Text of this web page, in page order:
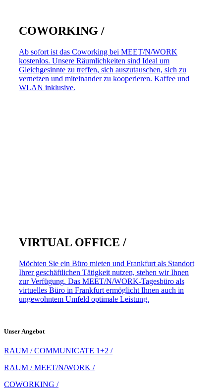
COWORKING /
Ab sofort ist das Coworking bei MEET/N/WORK
kostenlos. Unsere Räumlichkeiten sind Ideal um
Gleichgesinnte zu treffen, sich auszutauschen, sich zu
vernetzen und miteinander zu kooperieren. Kaffee und
WLAN inklusive.
VIRTUAL OFFICE /
Möchten Sie ein Büro mieten und Frankfurt als Standort
Ihrer geschäftlichen Tätigkeit nutzen, stehen wir Ihnen
zur Verfügung. Das MEET/N/WORK-Tagesbüro als
virtuelles Büro in Frankfurt ermöglicht Ihnen auch in
ungewohntem Umfeld optimale Leistung.
Unser Angebot
RAUM / COMMUNICATE 1+2 /
RAUM / MEET/N/WORK /
COWORKING /